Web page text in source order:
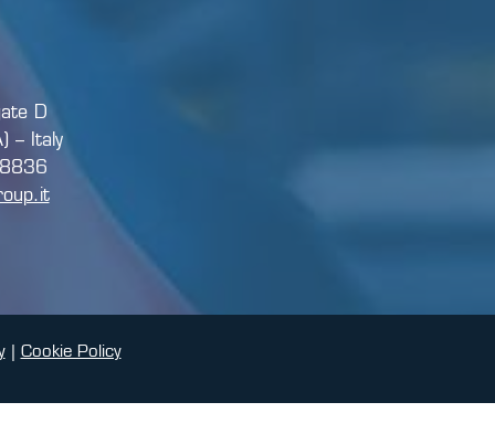
D
– Italy
| Cookie Policy